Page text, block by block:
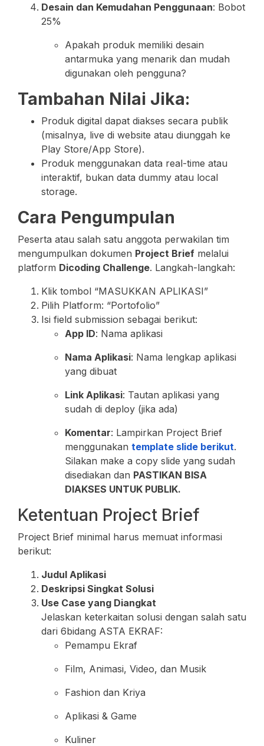
Desain dan Kemudahan Penggunaan: Bobot
25%
Apakah produk memiliki desain
antarmuka yang menarik dan mudah
digunakan oleh pengguna?
Tambahan Nilai Jika:
Produk digital dapat diakses secara publik
(misalnya, live di website atau diunggah ke
Play Store/App Store).
Produk menggunakan data real-time atau
interaktif, bukan data dummy atau local
storage.
Cara Pengumpulan
Peserta atau salah satu anggota perwakilan tim
mengumpulkan dokumen Project Brief melalui
platform Dicoding Challenge. Langkah-langkah:
Klik tombol “MASUKKAN APLIKASI”
Pilih Platform: “Portofolio”
Isi field submission sebagai berikut:
App ID: Nama aplikasi
Nama Aplikasi: Nama lengkap aplikasi
yang dibuat
Link Aplikasi: Tautan aplikasi yang
sudah di deploy (jika ada)
Komentar: Lampirkan Project Brief
menggunakan template slide berikut.
Silakan make a copy slide yang sudah
disediakan dan PASTIKAN BISA
DIAKSES UNTUK PUBLIK.
Ketentuan Project Brief
Project Brief minimal harus memuat informasi
berikut:
Judul Aplikasi
Deskripsi Singkat Solusi
Use Case yang Diangkat
Jelaskan keterkaitan solusi dengan salah satu
dari 6bidang ASTA EKRAF:
Pemampu Ekraf
Film, Animasi, Video, dan Musik
Fashion dan Kriya
Aplikasi & Game
Kuliner